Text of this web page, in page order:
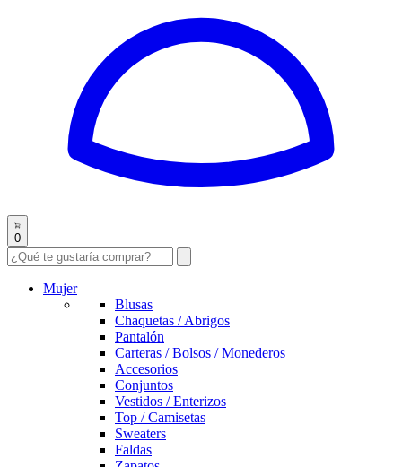
0
Mujer
Blusas
Chaquetas / Abrigos
Pantalón
Carteras / Bolsos / Monederos
Accesorios
Conjuntos
Vestidos / Enterizos
Top / Camisetas
Sweaters
Faldas